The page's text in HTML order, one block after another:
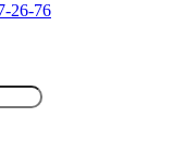
26-76